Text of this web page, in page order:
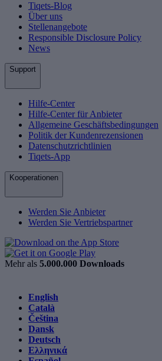
Tiqets-Blog
Über uns
Stellenangebote
Responsible Disclosure Policy
News
Support
Hilfe-Center
Hilfe-Center für Anbieter
Allgemeine Geschäftsbedingungen
Politik der Kundenrezensionen
Datenschutzrichtlinien
Tiqets-App
Kooperationen
Werden Sie Anbieter
Werden Sie Vertriebspartner
Mehr als 5.000.000 Downloads
English
Català
Čeština
Dansk
Deutsch
Ελληνικά